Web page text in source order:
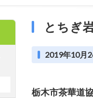
とちぎ
2019年10月
栃木市茶華道